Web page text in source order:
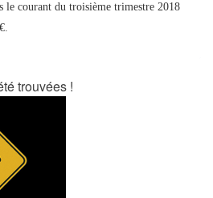
le courant du troisième trimestre 2018
trouvées !